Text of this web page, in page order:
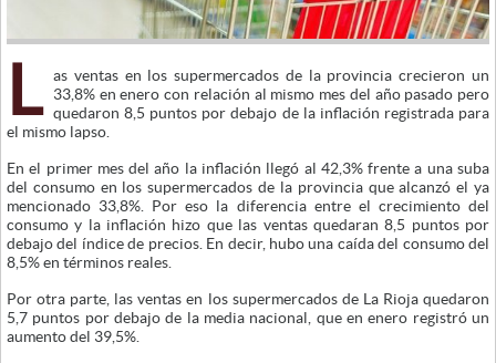
L
as ventas en los supermercados de la provincia crecieron un
33,8% en enero con relación al mismo mes del año pasado pero
quedaron 8,5 puntos por debajo de la inflación registrada para
el mismo lapso.
En el primer mes del año la inflación llegó al 42,3% frente a una suba
del consumo en los supermercados de la provincia que alcanzó el ya
mencionado 33,8%. Por eso la diferencia entre el crecimiento del
consumo y la inflación hizo que las ventas quedaran 8,5 puntos por
debajo del índice de precios. En decir, hubo una caída del consumo del
8,5% en términos reales.
Por otra parte, las ventas en los supermercados de La Rioja quedaron
5,7 puntos por debajo de la media nacional, que en enero registró un
aumento del 39,5%.